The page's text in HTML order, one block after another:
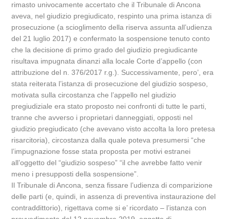
rimasto univocamente accertato che il Tribunale di Ancona
aveva, nel giudizio pregiudicato, respinto una prima istanza di
prosecuzione (a scioglimento della riserva assunta all’udienza
del 21 luglio 2017) e confermato la sospensione tenuto conto
che la decisione di primo grado del giudizio pregiudicante
risultava impugnata dinanzi alla locale Corte d’appello (con
attribuzione del n. 376/2017 r.g.). Successivamente, pero’, era
stata reiterata l’istanza di prosecuzione del giudizio sospeso,
motivata sulla circostanza che l’appello nel giudizio
pregiudiziale era stato proposto nei confronti di tutte le parti,
tranne che avverso i proprietari danneggiati, opposti nel
giudizio pregiudicato (che avevano visto accolta la loro pretesa
risarcitoria), circostanza dalla quale poteva presumersi “che
l’impugnazione fosse stata proposta per motivi estranei
all’oggetto del “giudizio sospeso” “il che avrebbe fatto venir
meno i presupposti della sospensione”.
Il Tribunale di Ancona, senza fissare l’udienza di comparizione
delle parti (e, quindi, in assenza di preventiva instaurazione del
contraddittorio), rigettava come si e’ ricordato – l’istanza con